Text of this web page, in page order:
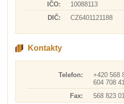
IČO:
10088113
DIČ:
CZ6401121188
Kontakty
Telefon:
+420 568
604 708
Fax:
568 823